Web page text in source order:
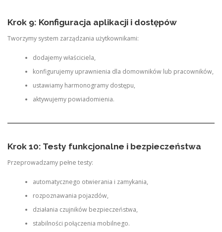
Krok 9: Konfiguracja aplikacji i dostępów
Tworzymy system zarządzania użytkownikami:
dodajemy właściciela,
konfigurujemy uprawnienia dla domowników lub pracowników,
ustawiamy harmonogramy dostępu,
aktywujemy powiadomienia.
Krok 10: Testy funkcjonalne i bezpieczeństwa
Przeprowadzamy pełne testy:
automatycznego otwierania i zamykania,
rozpoznawania pojazdów,
działania czujników bezpieczeństwa,
stabilności połączenia mobilnego.